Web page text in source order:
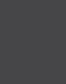
Bırakma